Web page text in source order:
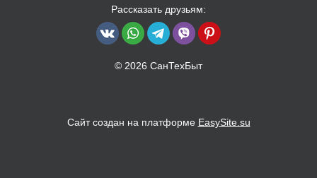
Рассказать друзьям:
© 2026 СанТехБыт
Сайт создан на платформе EasySite.su